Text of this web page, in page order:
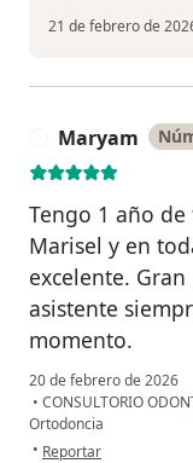
21 de febrero de
Maryam
Tengo 1 año
Marisel y en
excelente.
asistente
momento.
20 de febrero de 2026
• CONSULTORIO
Ortodoncia
• en opinión del usuario
Reportar